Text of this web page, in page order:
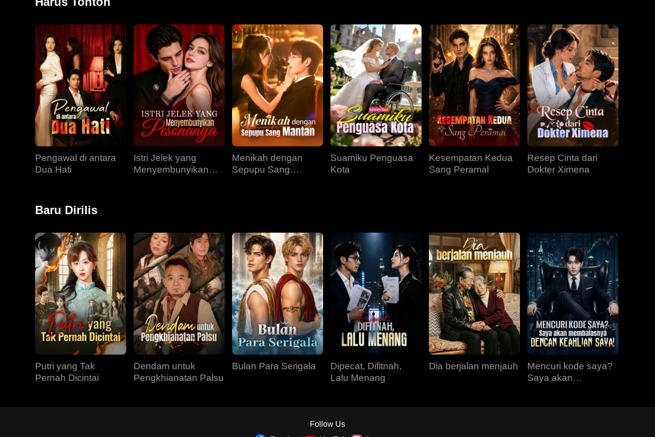
EP 34 EP 35 EP 36
EP 37 EP 38
EP 40
Pengawal di antara
Dua Hati
Istri Jelek yang
Menyembunyikan
Menikah dengan
Sepupu Sang
Suamiku Penguasa
Kota
Kesempatan Kedua
Sang Peramal
Resep Cinta dari
Dokter Ximena
Baru Dirilis
Putri yang Tak
Pernah Dicintai
Dendam untuk
Pengkhianatan Palsu
Bulan Para Serigala
Dipecat, Difitnah,
Lalu Menang
Dia berjalan menjauh
Mencuri kode saya?
Saya akan
Follow Us